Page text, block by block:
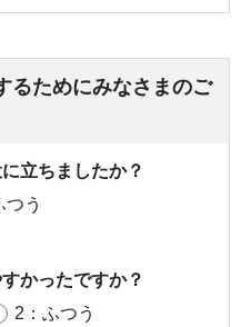
るためにみなさまのご
立ちましたか？
つう
かったですか？
2：ふつう